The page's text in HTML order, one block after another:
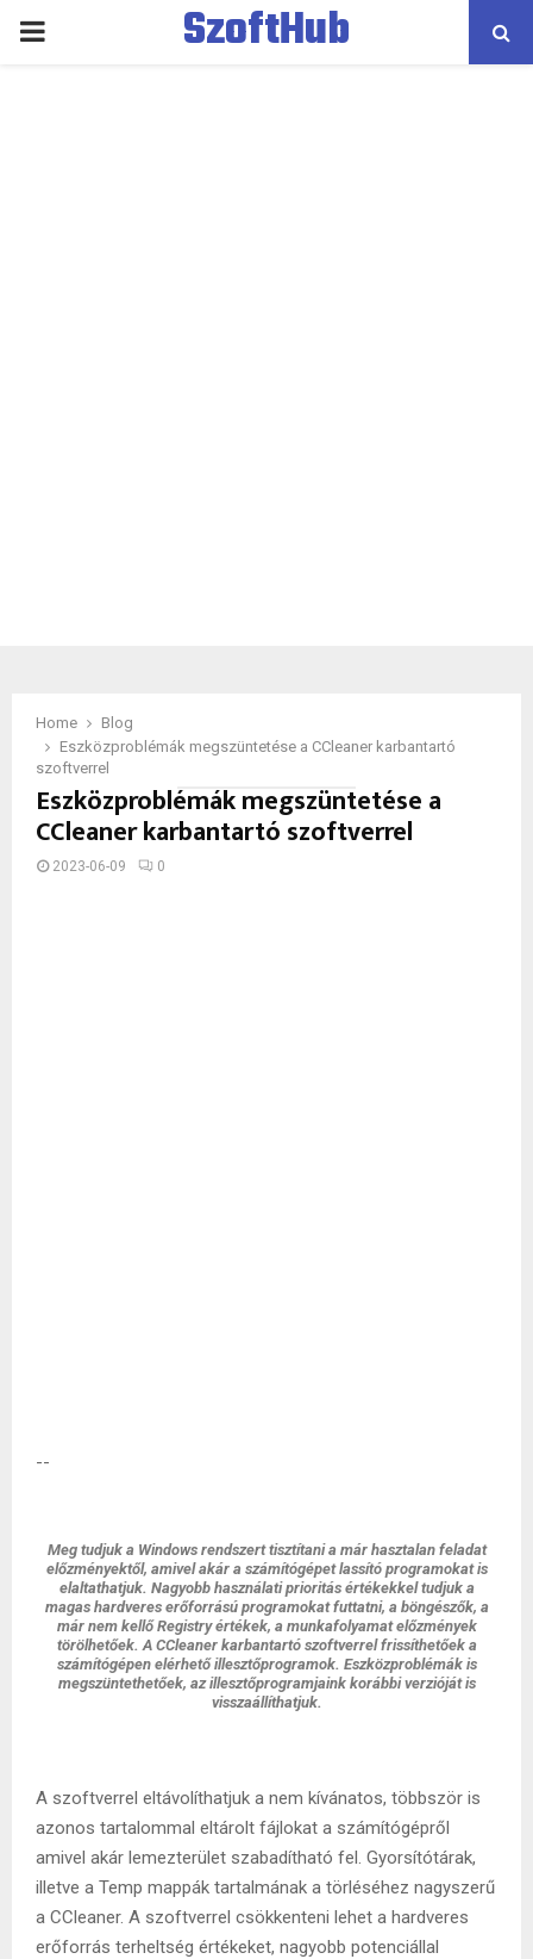
PRIMARY
SzoftHub
Home
Blog
Eszközproblémák megszüntetése a CCleaner karbantartó
szoftverrel
Eszközproblémák megszüntetése a
CCleaner karbantartó szoftverrel
2023-06-09 0
--
Meg tudjuk a Windows rendszert tisztítani a már hasztalan feladat
előzményektől, amivel akár a számítógépet lassító programokat is
elaltathatjuk. Nagyobb használati prioritás értékekkel tudjuk a
magas hardveres erőforrású programokat futtatni, a böngészők, a
már nem kellő Registry értékek, a munkafolyamat előzmények
törölhetőek. A CCleaner karbantartó szoftverrel frissíthetőek a
számítógépen elérhető illesztőprogramok. Eszközproblémák is
megszüntethetőek, az illesztőprogramjaink korábbi verzióját is
visszaállíthatjuk.
A szoftverrel eltávolíthatjuk a nem kívánatos, többször is
azonos tartalommal eltárolt fájlokat a számítógépről
amivel akár lemezterület szabadítható fel. Gyorsítótárak,
illetve a Temp mappák tartalmának a törléséhez nagyszerű
a CCleaner. A szoftverrel csökkenteni lehet a hardveres
erőforrás terheltség értékeket, nagyobb potenciállal